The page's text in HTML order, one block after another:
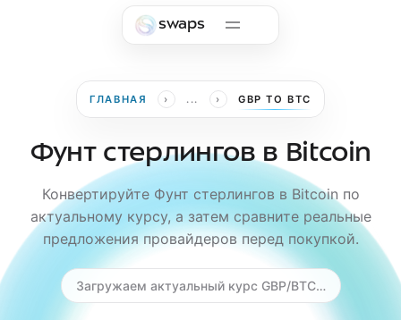
swaps
ГЛАВНАЯ › ... › GBP TO BTC
Фунт стерлингов в Bitcoin
Конвертируйте Фунт стерлингов в Bitcoin по
актуальному курсу, а затем сравните реальные
предложения провайдеров перед покупкой.
Загружаем актуальный курс GBP/BTC…